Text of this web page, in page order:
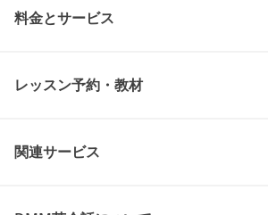
料金とサービス
レッスン予約・教材
関連サービス